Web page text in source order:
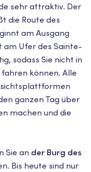
sehr attraktiv. Der
die Route des
am Ausgang
am Ufer des Sainte-
sodass Sie nicht in
können. Alle
ganzen Tag über
machen und die
Sie an der Burg des
Bis heute sind nur